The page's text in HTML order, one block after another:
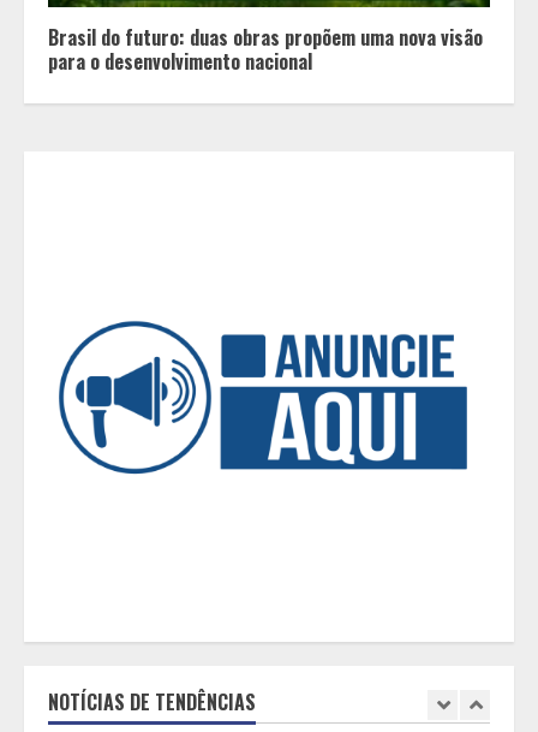
Brasil do futuro: duas obras propõem uma nova visão
para o desenvolvimento nacional
NOTÍCIAS DE TENDÊNCIAS
Políticas que Nasceram no Amapá e
Viraram Políticas Nacionais
5
Fui impactado, agora é tarde!
O esgotamento parental e os “pais
2